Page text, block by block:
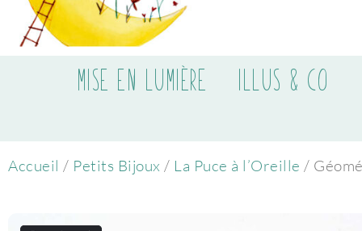
MISE EN LUMIÈRE ILLUS & CO
Accueil / Petits Bijoux / La Puce à l’Oreille /